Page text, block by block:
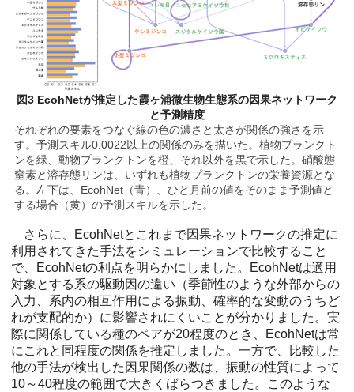
図3 EcohNetが推定した霞ヶ浦微生物生態系の因果ネットワーク
と予測精度
それぞれの要素をつなぐ線の色の濃さと太さが関係の強さを示
す。予測スキル0.0022以上の関係のみを描いた。植物プランクト
ンを緑、動物プランクトンを橙、それ以外を黒で示した。硝酸態
窒素と溶存態リンは、いずれも植物プランクトンの栄養資源とな
る。左下は、EcohNet（青）、ひと月前の値をそのまま予測値と
する場合（黄）の予測スキルを示した。
さらに、EcohNetとこれまで因果ネットワークの推定に
利用されてきた手法をシミュレーションで比較すること
で、EcohNetの利点を明らかにしました。EcohNetは適用
対象とする系の駆動因の違い（季節性のような外部からの
入力、系内の相互作用による振動、確率的な変動のうちど
れが支配的か）に影響されにくいことが分かりました。実
際に関係している種のペアが20程度のとき、EcohNetは常
にこれと同程度の関係を推定しました。一方で、比較した
他の手法が検出した因果関係の数は、振動の性質によって
10～40程度の範囲で大きくばらつきました。このような